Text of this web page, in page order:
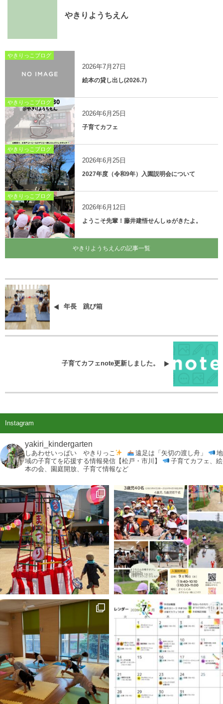
やきりようちえん
やきりっこブログ
2026年7月27日
絵本の貸し出し(2026.7)
やきりっこブログ
2026年6月25日
子育てカフェ
やきりっこブログ
2026年6月25日
2027年度（令和9年）入園説明会について
やきりっこブログ
2026年6月12日
ようこそ先輩！藤井建悟せんしゅがきたよ。
やきりようちえんの記事一覧
年長 跳び箱
子育てカフェnote更新しました。
Instagram
yakiri_kindergarten
しあわせいっぱい やきりっこ 遠足は「矢切の渡し舟」
地
域の子育てを応援する情報発信【松戸・市川】
子育てカフェ、絵
本の会、園庭開放、子育て情報など